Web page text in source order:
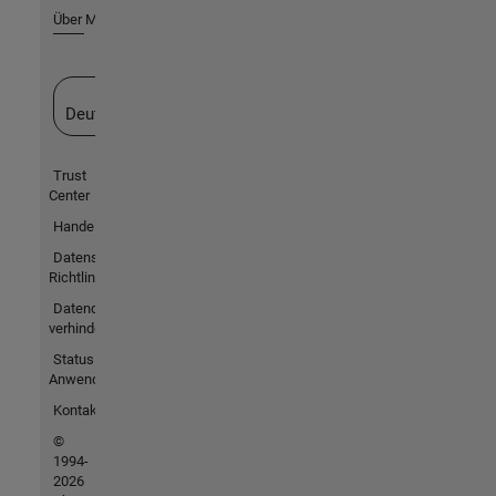
Über MathWorks
Deutschland
Trust
Center
Handelsmarken
Datenschutz-
Richtlinien
Datendiebstahl
verhindern
Status von
Anwendungen
Kontakt
©
1994-
2026